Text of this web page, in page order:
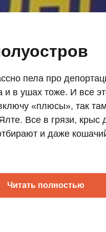
пела про
в ушах тоже. И все
«плюсы», так
Все в грязи, крыс
и даже
Читать полностью